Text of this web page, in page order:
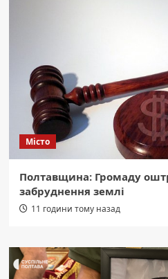
Місто
Полтавщина: Громаду
забруднення землі
11 години тому назад